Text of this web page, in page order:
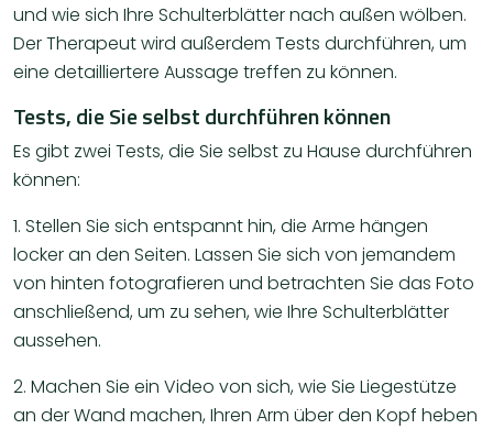
und wie sich Ihre Schulterblätter nach außen wölben.
Der Therapeut wird außerdem Tests durchführen, um
eine detailliertere Aussage treffen zu können.
Tests, die Sie selbst durchführen können
Es gibt zwei Tests, die Sie selbst zu Hause durchführen
können:
1. Stellen Sie sich entspannt hin, die Arme hängen
locker an den Seiten. Lassen Sie sich von jemandem
von hinten fotografieren und betrachten Sie das Foto
anschließend, um zu sehen, wie Ihre Schulterblätter
aussehen.
2. Machen Sie ein Video von sich, wie Sie Liegestütze
an der Wand machen, Ihren Arm über den Kopf heben